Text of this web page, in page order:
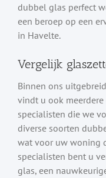
dubbel glas perfect
een beroep op een
in Havelte.
Vergelijk
Binnen ons
vindt u ook
specialisten die we
diverse soorten
wat voor uw woning
specialisten bent u
glas, een